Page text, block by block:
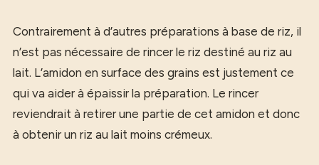
Contrairement à d’autres préparations à base de riz, il
n’est pas nécessaire de rincer le riz destiné au riz au
lait. L’amidon en surface des grains est justement ce
qui va aider à épaissir la préparation. Le rincer
reviendrait à retirer une partie de cet amidon et donc
à obtenir un riz au lait moins crémeux.